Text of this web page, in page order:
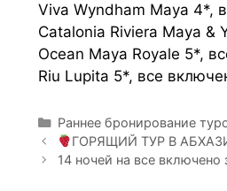
Viva Wyndham Maya 4*,
Catalonia Riviera Maya &
Ocean Maya Royale 5*,
Riu Lupita 5*, все
Раннее бронирование
ГОРЯЩИЙ ТУР В
14 ночей на все